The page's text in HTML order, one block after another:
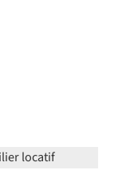
locatif